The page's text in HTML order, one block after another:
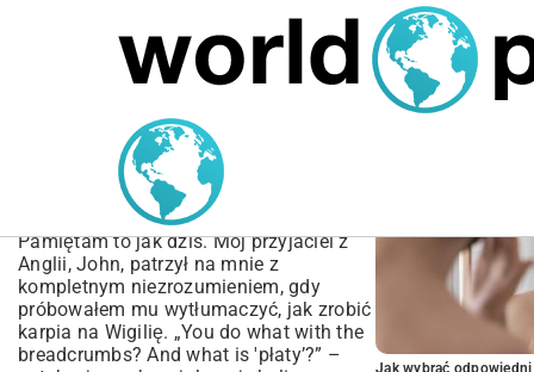
MARIUSZ ŁAMAGA 04.10.2025
Przepis na karpia w języku
angielskim – Kompletny
Poradnik
Pamiętam to jak dziś. Mój przyjaciel z
Anglii, John, patrzył na mnie z
kompletnym niezrozumieniem, gdy
próbowałem mu wytłumaczyć, jak zrobić
karpia na Wigilię. „You do what with the
breadcrumbs? And what is 'płaty’?” –
Jak wybrać